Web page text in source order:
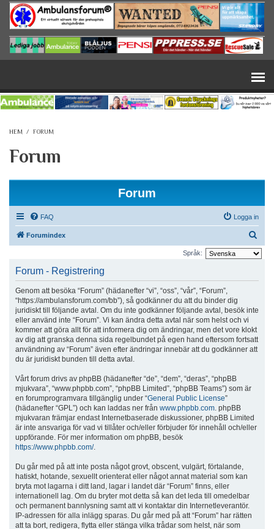
Hoppa till huvudinnehåll
HEM / FORUM
Forum